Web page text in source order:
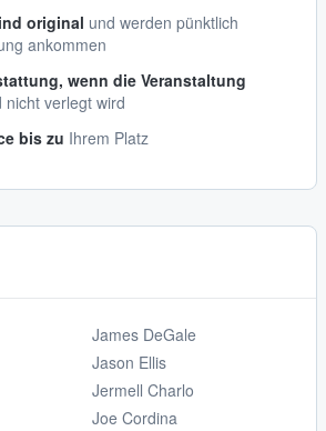
original und werden pünktlich
ankommen
wenn die Veranstaltung
nicht verlegt wird
bis zu Ihrem Platz
James DeGale
Jason Ellis
Jermell Charlo
Joe Cordina